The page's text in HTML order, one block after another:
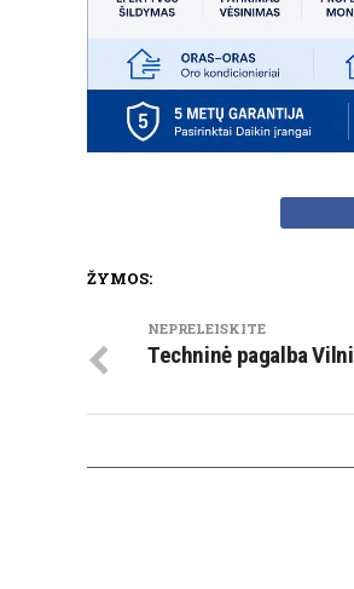
ŽYMOS:
NEPRELEISKITE
Techninė pagalba